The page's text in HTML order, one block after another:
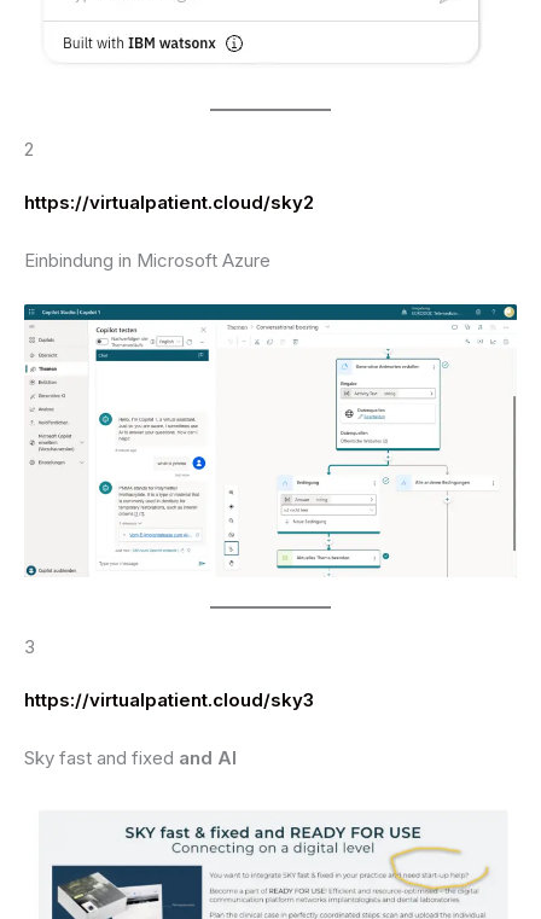
2
https://virtualpatient.cloud/sky2
Einbindung in Microsoft Azure
3
https://virtualpatient.cloud/sky3
Sky fast and fixed and AI